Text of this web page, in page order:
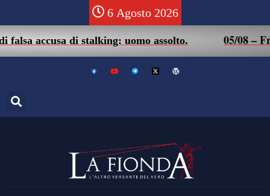
6 Agosto 2026
di stalking: uomo assolto. 05/08 – Friuli.